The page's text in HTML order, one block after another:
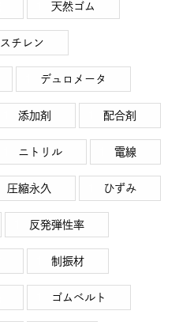
天然ゴム
スチレン
デュロメータ
添加剤 配合剤
ニトリル 電線
圧縮永久 ひずみ
反発弾性率
制振材
ゴムベルト